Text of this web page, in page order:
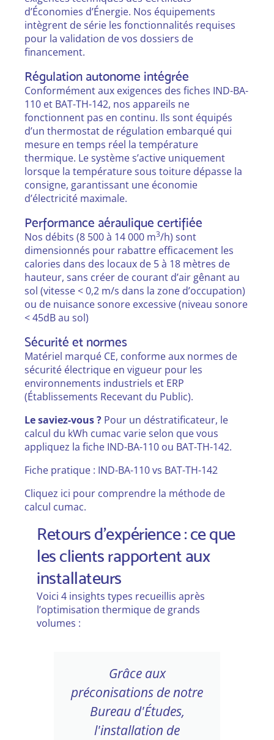
d’Économies d’Énergie. Nos équipements
intègrent de série les fonctionnalités requises
pour la validation de vos dossiers de
financement.
Régulation autonome intégrée
Conformément aux exigences des fiches IND-BA-
110 et BAT-TH-142, nos appareils ne
fonctionnent pas en continu. Ils sont équipés
d’un thermostat de régulation embarqué qui
mesure en temps réel la température
thermique. Le système s’active uniquement
lorsque la température sous toiture dépasse la
consigne, garantissant une économie
d’électricité maximale.
Performance aéraulique certifiée
Nos débits (8 500 à 14 000 m3/h) sont
dimensionnés pour rabattre efficacement les
calories dans des locaux de 5 à 18 mètres de
hauteur, sans créer de courant d’air gênant au
sol (vitesse < 0,2 m/s dans la zone d’occupation)
ou de nuisance sonore excessive (niveau sonore
< 45dB au sol)
Sécurité et normes
Matériel marqué CE, conforme aux normes de
sécurité électrique en vigueur pour les
environnements industriels et ERP
(Établissements Recevant du Public).
Le saviez-vous ? Pour un déstratificateur, le
calcul du kWh cumac varie selon que vous
appliquez la fiche IND-BA-110 ou BAT-TH-142.
Fiche pratique : IND-BA-110 vs BAT-TH-142
Cliquez ici pour comprendre la méthode de
calcul cumac.
Retours d'expérience : ce que
les clients rapportent aux
installateurs
Voici 4 insights types recueillis après
l’optimisation thermique de grands
volumes :
Les opérateurs se
plaignaient de courants
d'air froid au sol et d'une
chaleur étouffante sur les